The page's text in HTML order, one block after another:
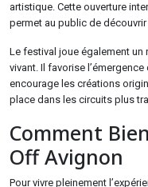
artistique. Cette ouverture
permet au public de
Le festival joue également
vivant. Il favorise
encourage les créations
place dans les circuits plus
Comment
Off Avignon
Pour vivre pleinement